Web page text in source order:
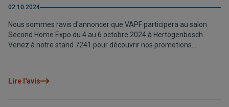
02.10.2024
Nous sommes ravis d'annoncer que VAPF participera au salon
Second Home Expo du 4 au 6 octobre 2024 à Hertogenbosch.
Venez à notre stand 7241 pour découvrir nos promotions
interactive pour explorer nos propriétés. Nous serons ravis de
Lire l'avis